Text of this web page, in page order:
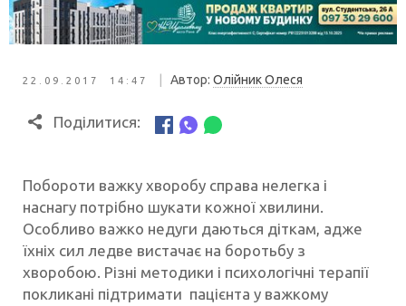
22.09.2017 14:47 Автор: Олійник Олеся
Поділитися:
Побороти важку хворобу справа нелегка і
наснагу потрібно шукати кожної хвилини.
Особливо важко недуги даються діткам, адже
їхніх сил ледве вистачає на боротьбу з
хворобою. Різні методики і психологічні терапії
покликані підтримати пацієнта у важкому